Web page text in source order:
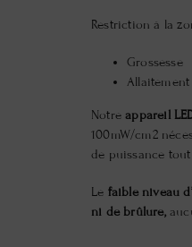
Restriction à la
Grossesse
Allaitement
Notreappareil
100mW/cm2
de puissance tout
Le faible niveau
ni de brûlure,